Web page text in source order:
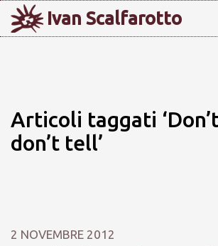
Ivan Scalfarotto
Articoli taggati
don’t tell’
2 NOVEMBRE 2012